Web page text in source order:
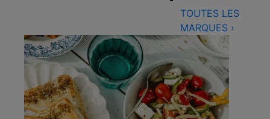
TOUTES LES
MARQUES ›